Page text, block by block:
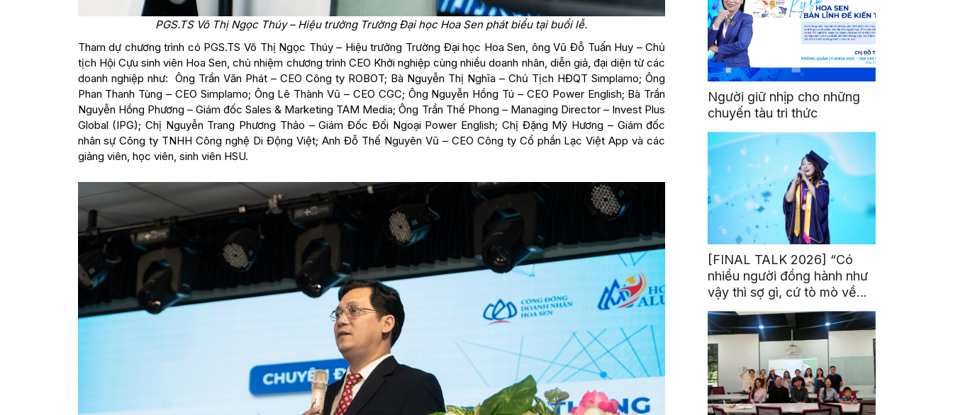
PGS.TS Võ Thị Ngọc Thúy – Hiệu trưởng Trường Đại học Hoa Sen phát biểu tại buổi lễ.
Tham dự chương trình có PGS.TS Võ Thị Ngọc Thúy – Hiệu trưởng Trường Đại học Hoa Sen, ông Vũ Đỗ Tuấn Huy – Chủ
tịch Hội Cựu sinh viên Hoa Sen, chủ nhiệm chương trình CEO Khởi nghiệp cùng nhiều doanh nhân, diễn giả, đại diện từ các
doanh nghiệp như: Ông Trần Văn Phát – CEO Công ty ROBOT; Bà Nguyễn Thị Nghĩa – Chủ Tịch HĐQT Simplamo; Ông
Phan Thanh Tùng – CEO Simplamo; Ông Lê Thành Vũ – CEO CGC; Ông Nguyễn Hồng Tú – CEO Power English; Bà Trần
Nguyễn Hồng Phương – Giám đốc Sales & Marketing TAM Media; Ông Trần Thế Phong – Managing Director – Invest Plus
Global (IPG); Chị Nguyễn Trang Phương Thảo – Giám Đốc Đối Ngoại Power English; Chị Đặng Mỹ Hương – Giám đốc
nhân sự Công ty TNHH Công nghệ Di Động Việt; Anh Đỗ Thế Nguyên Vũ – CEO Công ty Cổ phần Lạc Việt App và các
giảng viên, học viên, sinh viên HSU.
Người giữ nhịp cho những
chuyến tàu tri thức
[FINAL TALK 2026] “Có
nhiều người đồng hành như
vậy thì sợ gì, cứ tò mò về
thế giới thôi”